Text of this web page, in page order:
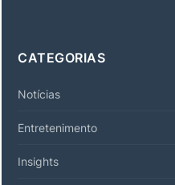
CATEGORIAS
Notícias
Entretenimento
Insights